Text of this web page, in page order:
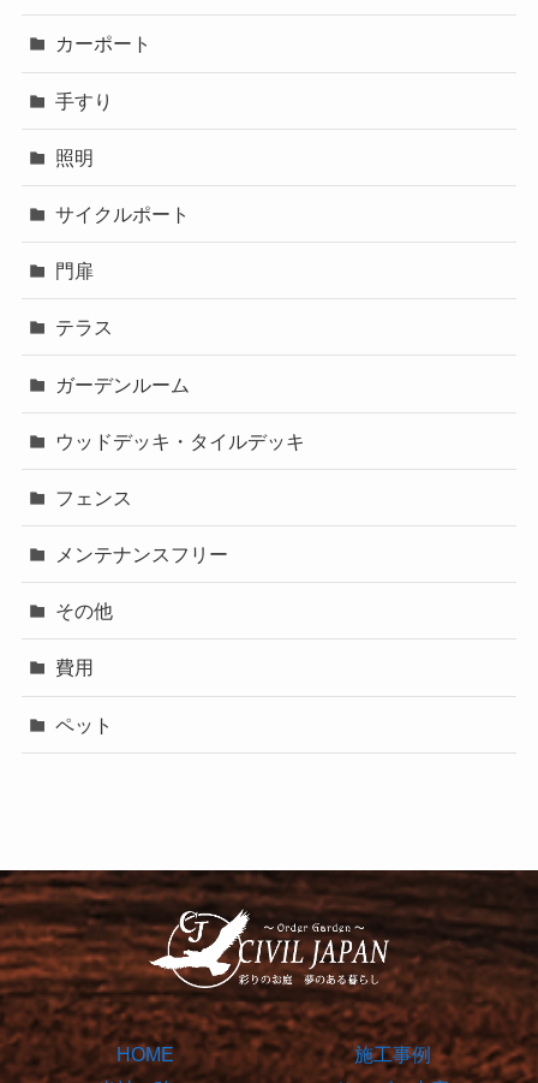
カーポート
手すり
照明
サイクルポート
門扉
テラス
ガーデンルーム
ウッドデッキ・タイルデッキ
フェンス
メンテナンスフリー
その他
費用
ペット
HOME
施工事例